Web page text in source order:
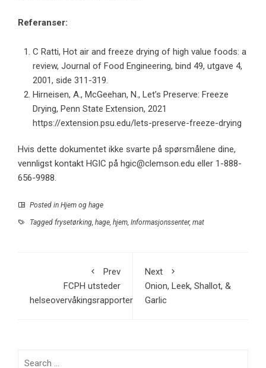
Referanser:
C Ratti, Hot air and freeze drying of high value foods: a
review, Journal of Food Engineering, bind 49, utgave 4,
2001, side 311-319.
Hirneisen, A., McGeehan, N., Let’s Preserve: Freeze
Drying, Penn State Extension, 2021
https://extension.psu.edu/lets-preserve-freeze-drying
Hvis dette dokumentet ikke svarte på spørsmålene dine,
vennligst kontakt HGIC på hgic@clemson.edu eller 1-888-
656-9988.
Posted in Hjem og hage
Tagged frysetørking, hage, hjem, Informasjonssenter, mat
Prev
FCPH utsteder
helseovervåkingsrapporter
Next
Onion, Leek, Shallot, &
Garlic